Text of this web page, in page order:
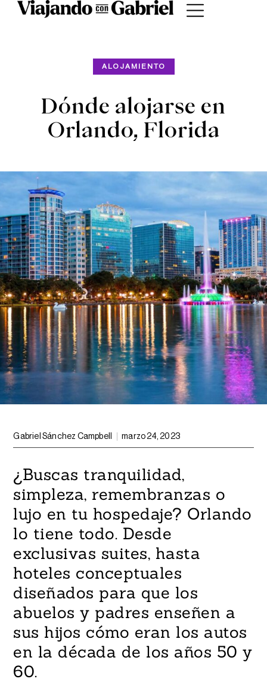
ALOJAMIENTO
Dónde alojarse en
Orlando, Florida
Gabriel Sánchez Campbell marzo 24, 2023
¿Buscas tranquilidad,
simpleza, remembranzas o
lujo en tu hospedaje? Orlando
lo tiene todo. Desde
exclusivas suites, hasta
hoteles conceptuales
diseñados para que los
abuelos y padres enseñen a
sus hijos cómo eran los autos
en la década de los años 50 y
60.